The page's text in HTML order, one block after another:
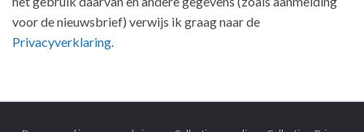
voor de nieuwsbrief) verwijs ik graag naar de
Privacyverklaring.